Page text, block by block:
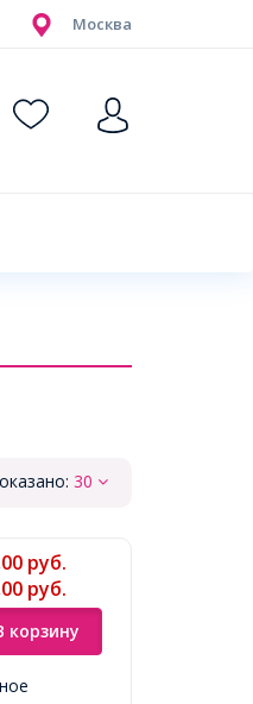
Москва
30
руб.
руб.
корзину